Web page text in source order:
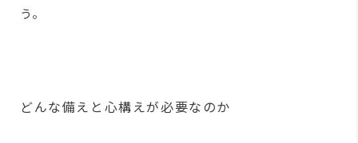
う。
どんな備えと心構えが必要なのか